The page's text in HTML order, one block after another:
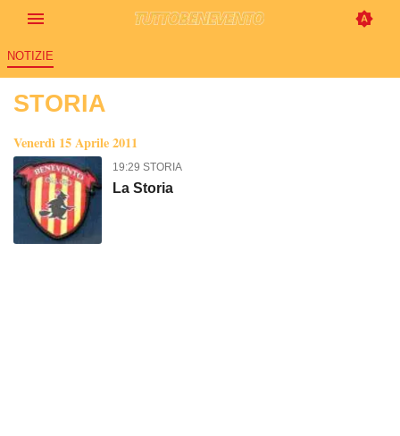
NOTIZIE
STORIA
Venerdì 15 Aprile 2011
19:29 STORIA
La Storia